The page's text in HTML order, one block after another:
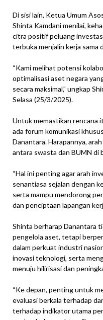
Di sisi lain, Ketua Umum
Shinta Kamdani menilai,
citra positif peluang
terbuka menjalin kerja sama
“Kami melihat potensi
optimalisasi aset negara
secara maksimal,” ungkap
Selasa (25/3/2025).
Untuk memastikan rencana
ada forum komunikasi
Danantara. Harapannya,
antara swasta dan BUMN di
“Hal ini penting agar arah
senantiasa sejalan dengan
serta mampu mendorong
dan penciptaan lapangan
Shinta berharap Danantara
pengelola aset, tetapi
dalam perkuat industri
inovasi teknologi, serta
menuju hilirisasi dan
“Ke depan, penting untuk
evaluasi berkala terhadap
terhadap indikator utama